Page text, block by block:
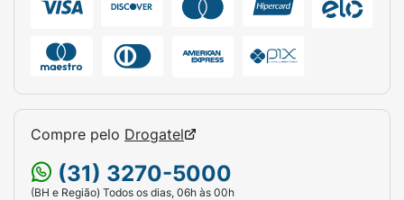
Compre pelo Drogatel
(31) 3270-5000
(BH e Região) Todos os dias, 06h às 00h